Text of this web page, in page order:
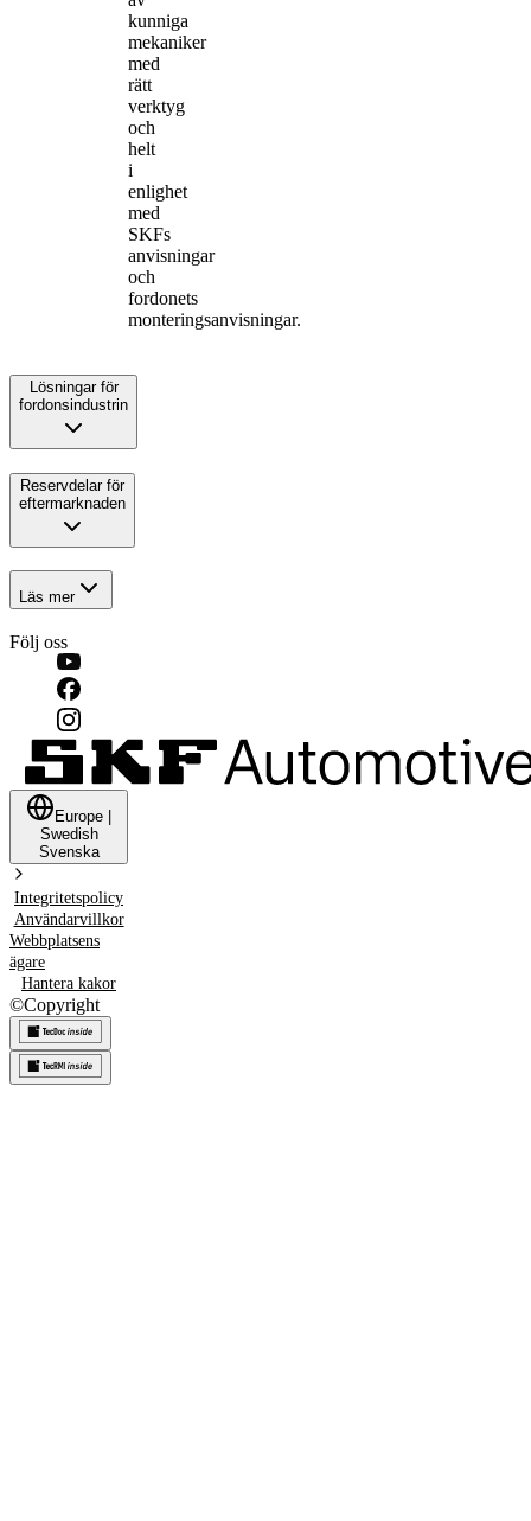
kunniga
mekaniker
med
rätt
verktyg
och
helt
i
enlighet
med
SKFs
anvisningar
och
fordonets
monteringsanvisningar.
Lösningar för
fordonsindustrin
Reservdelar för
eftermarknaden
Läs mer
Följ oss
Europe
Swedish
Svenska
Integritetspolicy
Användarvillkor
Webbplatsens
ägare
Hantera kakor
©Copyright